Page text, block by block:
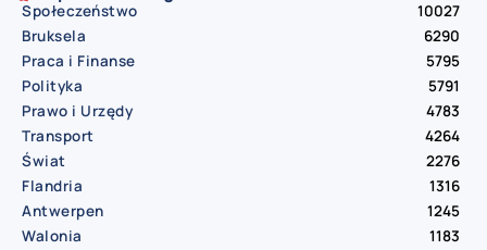
Społeczeństwo
10027
Bruksela
6290
Praca i Finanse
5795
Polityka
5791
Prawo i Urzędy
4783
Transport
4264
Świat
2276
Flandria
1316
Antwerpen
1245
Walonia
1183